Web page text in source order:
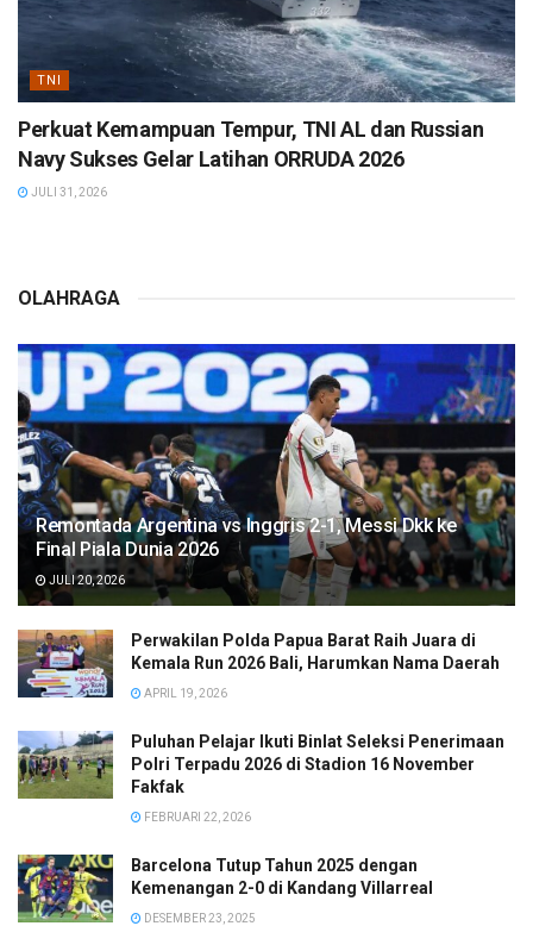
TNI
Perkuat Kemampuan Tempur, TNI AL dan Russian
Navy Sukses Gelar Latihan ORRUDA 2026
JULI 31, 2026
OLAHRAGA
Remontada Argentina vs Inggris 2-1, Messi Dkk ke
Final Piala Dunia 2026
JULI 20, 2026
Perwakilan Polda Papua Barat Raih Juara di
Kemala Run 2026 Bali, Harumkan Nama Daerah
APRIL 19, 2026
Puluhan Pelajar Ikuti Binlat Seleksi Penerimaan
Polri Terpadu 2026 di Stadion 16 November
Fakfak
FEBRUARI 22, 2026
Barcelona Tutup Tahun 2025 dengan
Kemenangan 2-0 di Kandang Villarreal
DESEMBER 23, 2025